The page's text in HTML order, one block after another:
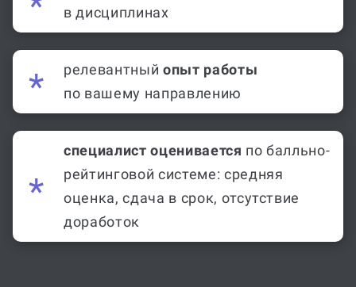
в дисциплинах
релевантный опыт работы
по вашему направлению
специалист оценивается по балльно-
рейтинговой системе: средняя
оценка, сдача в срок, отсутствие
доработок